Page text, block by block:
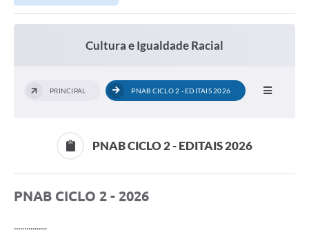
Cultura e Igualdade Racial
PRINCIPAL PNAB CICLO 2 - EDITAIS 2026
PNAB CICLO 2 - EDITAIS 2026
PNAB CICLO 2 - 2026
................